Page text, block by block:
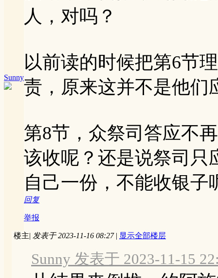
Sunny
人，对吗？
以前读的时候把第6节
责，原来这并不是他们
第8节，众祭司答应不
该收呢？还是说祭司只
自己一份，不能收银子
回复
举报
楼主| 发表于 2023-11-16 08:27 | 显示全部楼层
Sunny 发表于 2023-11-15